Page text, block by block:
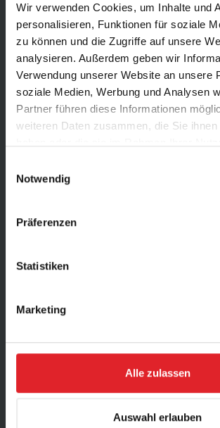
Wir verwenden Cookies, um Inhalte und
personalisieren, Funktionen für soziale
zu können und die Zugriffe auf unsere
analysieren. Außerdem geben wir
Verwendung unserer Website an unsere
soziale Medien, Werbung und Analysen
Partner führen diese Informationen
weiteren Daten zusammen, die Sie
Notwendig
Präferenzen
Statistiken
Marketing
Alle zulassen
Auswahl erlauben
Fischbach Sports
About us
Athletes
Fitness & Nutrition
Marketing & Media Consulting